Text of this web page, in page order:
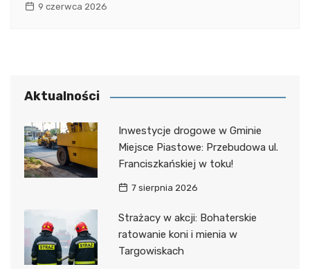
9 czerwca 2026
Aktualności
Inwestycje drogowe w Gminie
Miejsce Piastowe: Przebudowa ul.
Franciszkańskiej w toku!
7 sierpnia 2026
Strażacy w akcji: Bohaterskie
ratowanie koni i mienia w
Targowiskach